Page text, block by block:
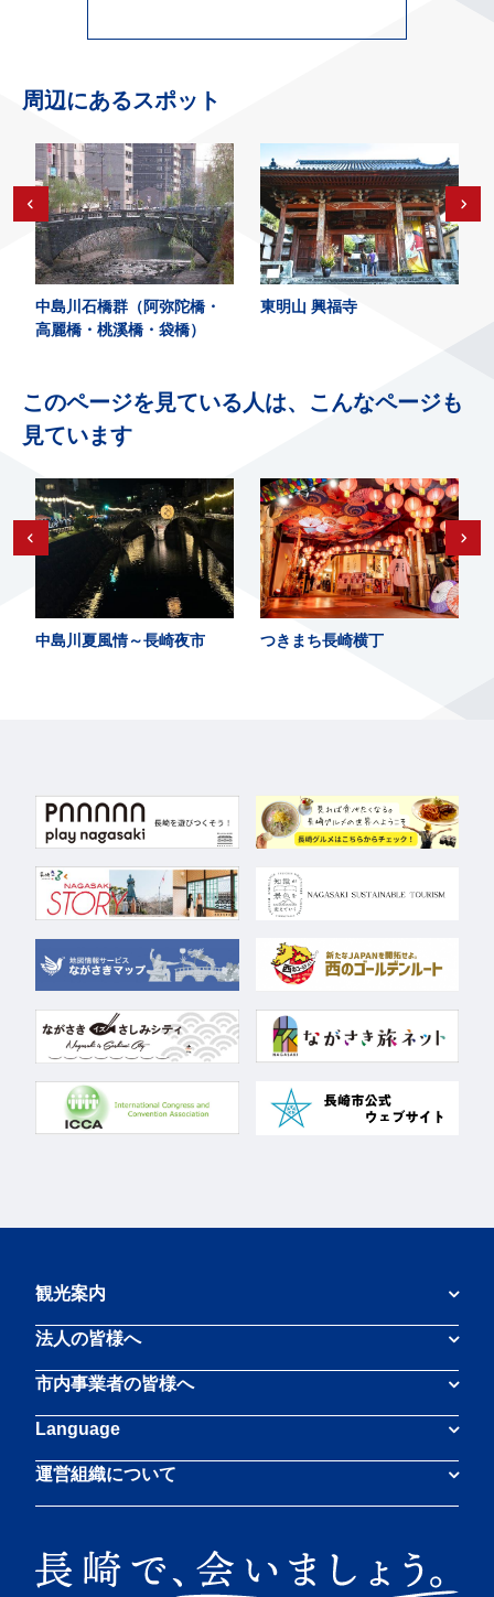
周辺にあるスポット
中島川石橋群（阿弥陀橋・
高麗橋・桃溪橋・袋橋）
東明山 興福寺
このページを見ている人は、こんなページも
見ています
中島川夏風情～長崎夜市 つきまち長崎横丁
観光案内
法人の皆様へ
市内事業者の皆様へ
Language
運営組織について